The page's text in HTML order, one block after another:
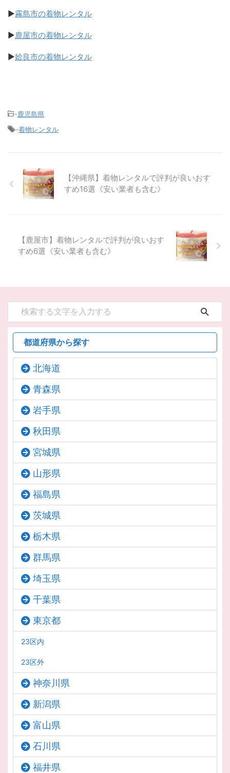
▶霧島市の着物レンタル
▶鹿屋市の着物レンタル
▶姶良市の着物レンタル
-鹿児島県
-着物レンタル
【沖縄県】着物レンタルで評判が良いおす
すめ16選《安い業者も含む》
【鹿屋市】着物レンタルで評判が良いおす
すめ6選《安い業者も含む》
都道府県から探す
北海道
青森県
岩手県
秋田県
宮城県
山形県
福島県
茨城県
栃木県
群馬県
埼玉県
千葉県
東京都
23区内
23区外
神奈川県
新潟県
富山県
石川県
福井県